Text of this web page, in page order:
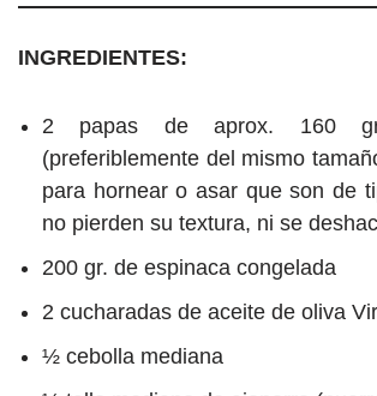
INGREDIENTES:
2 papas de aprox. 160
(preferiblemente del mismo
para hornear o asar que son de
no pierden su textura, ni se
200 gr. de espinaca congelada
2 cucharadas de aceite de oliva
½ cebolla mediana